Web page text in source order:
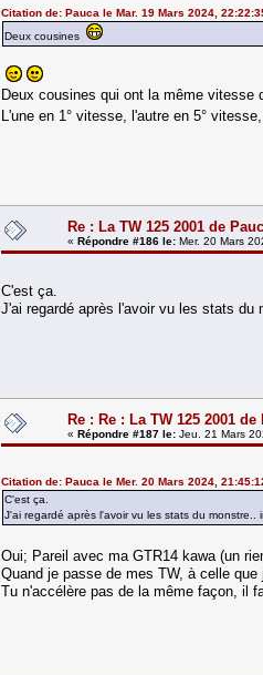
Citation de: Pauca le Mar. 19 Mars 2024,
Deux cousines
Deux cousines qui ont la même vitesse
L'une en 1° vitesse, l'autre en 5°
Re : La TW 125 2001 de
« Répondre #186 le: Mer. 20 Mars
C'est ça.
J'ai regardé après l'avoir vu les stats
Re : Re : La TW 125 2001 de
« Répondre #187 le: Jeu. 21 Mars
Citation de: Pauca le Mer. 20 Mars 2024,
C'est ça.
J'ai regardé après l'avoir vu les stats du
Oui; Pareil avec ma GTR14 kawa (un
Quand je passe de mes TW, à celle
Tu n'accélère pas de la même façon, il